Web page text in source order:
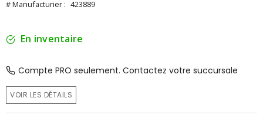
# Manufacturier : 423889
En inventaire
Compte PRO seulement. Contactez votre succursale
VOIR LES DÉTAILS